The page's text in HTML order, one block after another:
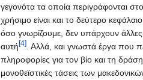
γεγονότα τα οποία περιγράφονται
χρήσιμο είναι και το δεύτερο
όσο γνωρίζουμε, δεν υπάρχουν άλλες
αυτή[4] . Αλλά, και γνωστά έργα που
πληροφορίες για τον βίο και τη
μονοθεϊστικές τάσεις των